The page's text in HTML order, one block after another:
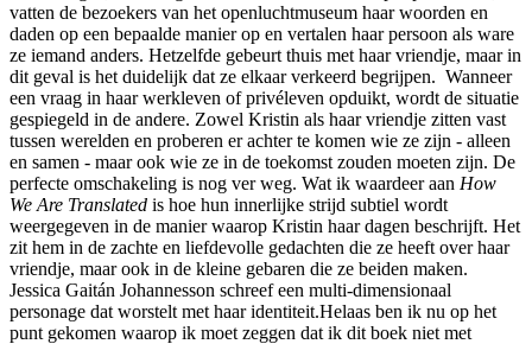
vatten de bezoekers van het openluchtmuseum haar woorden en
daden op een bepaalde manier op en vertalen haar persoon als ware
ze iemand anders. Hetzelfde gebeurt thuis met haar vriendje, maar in
dit geval is het duidelijk dat ze elkaar verkeerd begrijpen. Wanneer
een vraag in haar werkleven of privéleven opduikt, wordt de situatie
gespiegeld in de andere. Zowel Kristin als haar vriendje zitten vast
tussen werelden en proberen er achter te komen wie ze zijn - alleen
en samen - maar ook wie ze in de toekomst zouden moeten zijn. De
perfecte omschakeling is nog ver weg. Wat ik waardeer aan How
We Are Translated is hoe hun innerlijke strijd subtiel wordt
weergegeven in de manier waarop Kristin haar dagen beschrijft. Het
zit hem in de zachte en liefdevolle gedachten die ze heeft over haar
vriendje, maar ook in de kleine gebaren die ze beiden maken.
Jessica Gaitán Johannesson schreef een multi-dimensionaal
personage dat worstelt met haar identiteit.Helaas ben ik nu op het
punt gekomen waarop ik moet zeggen dat ik dit boek niet met